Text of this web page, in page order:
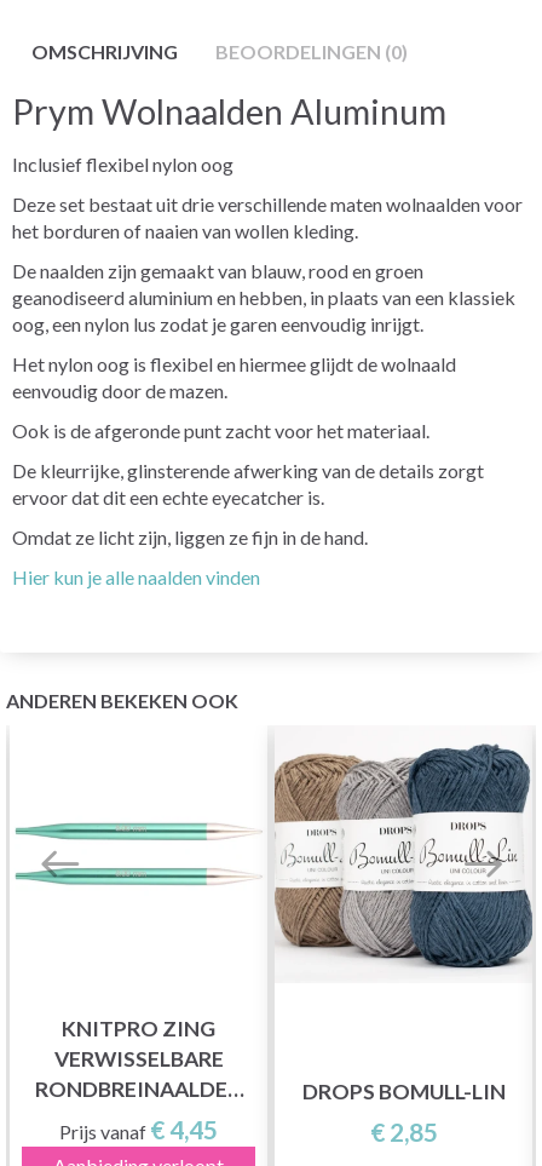
OMSCHRIJVING BEOORDELINGEN (0)
Prym Wolnaalden Aluminum
Inclusief flexibel nylon oog
Deze set bestaat uit drie verschillende maten wolnaalden voor
het borduren of naaien van wollen kleding.
De naalden zijn gemaakt van blauw, rood en groen
geanodiseerd aluminium en hebben, in plaats van een klassiek
oog, een nylon lus zodat je garen eenvoudig inrijgt.
Het nylon oog is flexibel en hiermee glijdt de wolnaald
eenvoudig door de mazen.
Ook is de afgeronde punt zacht voor het materiaal.
De kleurrijke, glinsterende afwerking van de details zorgt
ervoor dat dit een echte eyecatcher is.
Omdat ze licht zijn, liggen ze fijn in de hand.
Hier kun je alle naalden vinden
ANDEREN BEKEKEN OOK
KNITPRO ZING
VERWISSELBARE
RONDBREINAALDEN
(3,5-8,00 MM)
Prijs vanaf € 4,45
DROPS BOMULL-LIN
€ 2,85